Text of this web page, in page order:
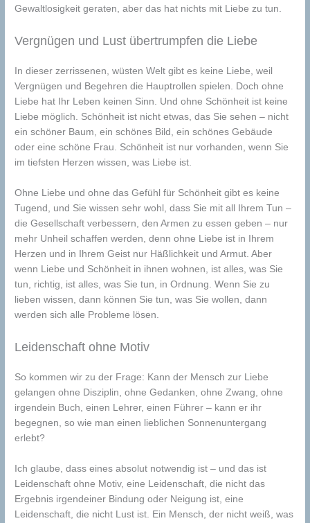
Gewaltlosigkeit geraten, aber das hat nichts mit Liebe zu tun.
Vergnügen und Lust übertrumpfen die Liebe
In dieser zerrissenen, wüsten Welt gibt es keine Liebe, weil
Vergnügen und Begehren die Hauptrollen spielen. Doch ohne
Liebe hat Ihr Leben keinen Sinn. Und ohne Schönheit ist keine
Liebe möglich. Schönheit ist nicht etwas, das Sie sehen – nicht
ein schöner Baum, ein schönes Bild, ein schönes Gebäude
oder eine schöne Frau. Schönheit ist nur vorhanden, wenn Sie
im tiefsten Herzen wissen, was Liebe ist.
Ohne Liebe und ohne das Gefühl für Schönheit gibt es keine
Tugend, und Sie wissen sehr wohl, dass Sie mit all Ihrem Tun –
die Gesellschaft verbessern, den Armen zu essen geben – nur
mehr Unheil schaffen werden, denn ohne Liebe ist in Ihrem
Herzen und in Ihrem Geist nur Häßlichkeit und Armut. Aber
wenn Liebe und Schönheit in ihnen wohnen, ist alles, was Sie
tun, richtig, ist alles, was Sie tun, in Ordnung. Wenn Sie zu
lieben wissen, dann können Sie tun, was Sie wollen, dann
werden sich alle Probleme lösen.
Leidenschaft ohne Motiv
So kommen wir zu der Frage: Kann der Mensch zur Liebe
gelangen ohne Disziplin, ohne Gedanken, ohne Zwang, ohne
irgendein Buch, einen Lehrer, einen Führer – kann er ihr
begegnen, so wie man einen lieblichen Sonnenuntergang
erlebt?
Ich glaube, dass eines absolut notwendig ist – und das ist
Leidenschaft ohne Motiv, eine Leidenschaft, die nicht das
Ergebnis irgendeiner Bindung oder Neigung ist, eine
Leidenschaft, die nicht Lust ist. Ein Mensch, der nicht weiß, was